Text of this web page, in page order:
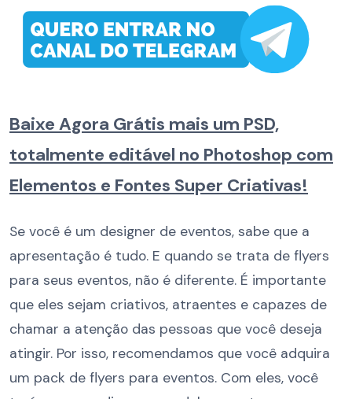
Baixe Agora Grátis mais um PSD,
totalmente editável no Photoshop com
Elementos e Fontes Super Criativas!
Se você é um designer de eventos, sabe que a
apresentação é tudo. E quando se trata de flyers
para seus eventos, não é diferente. É importante
que eles sejam criativos, atraentes e capazes de
chamar a atenção das pessoas que você deseja
atingir. Por isso, recomendamos que você adquira
um pack de flyers para eventos. Com eles, você